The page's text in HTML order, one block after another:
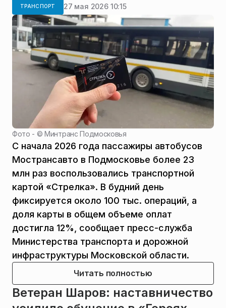
ТРАНСПОРТ 27 мая 2026 10:15
Фото - ©Минтранс Подмосковья
С начала 2026 года пассажиры автобусов
Мострансавто в Подмосковье более 23
млн раз воспользовались транспортной
картой «Стрелка». В будний день
фиксируется около 100 тыс. операций, а
доля карты в общем объеме оплат
достигла 12%, сообщает пресс-служба
Министерства транспорта и дорожной
инфраструктуры Московской области.
Читать полностью
Ветеран Шаров: наставничество